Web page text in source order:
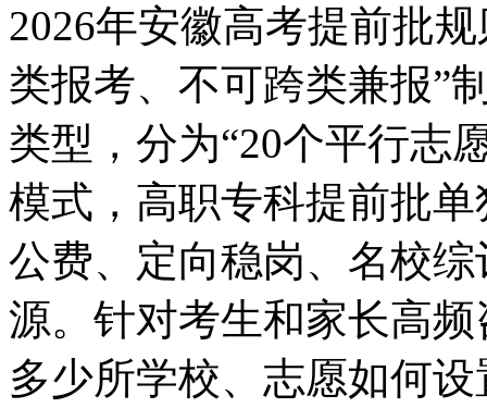
2026年安徽高考提前批
类报考、不可跨类兼报”
类型，分为“20个平行志
模式，高职专科提前批
公费、定向稳岗、名校
源。针对考生和家长高
多少所学校、志愿如何